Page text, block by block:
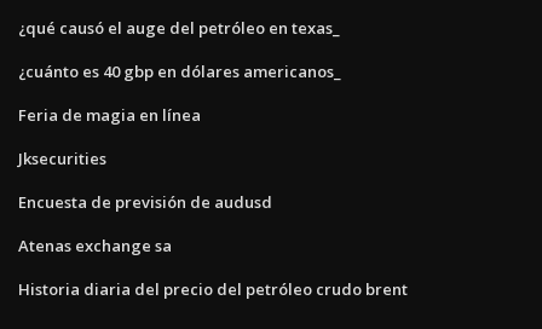
¿qué causó el auge del petróleo en texas_
¿cuánto es 40 gbp en dólares americanos_
Feria de magia en línea
Jksecurities
Encuesta de previsión de audusd
Atenas exchange sa
Historia diaria del precio del petróleo crudo brent